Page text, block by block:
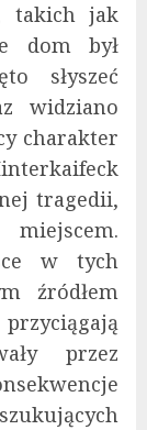
takich jak
dom był
słyszeć
widziano
charakter
tragedii,
w tych
źródłem
przez